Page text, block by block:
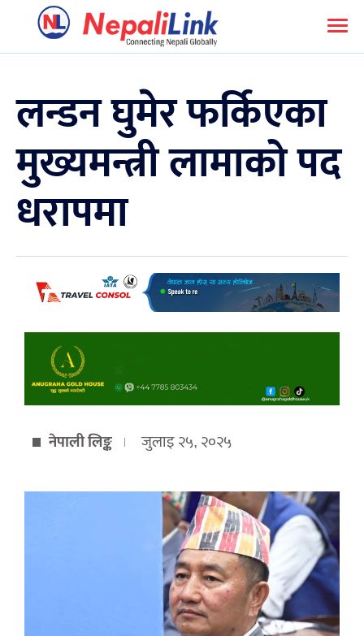
लन्डन घुमेर फर्किएका
मुख्यमन्त्री लामाको पद
धरापमा
नेपाली लिङ्क जुलाइ २५, २०२५